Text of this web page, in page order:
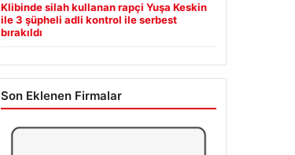
Klibinde silah kullanan rapçi Yuşa Keskin
ile 3 şüpheli adli kontrol ile serbest
bırakıldı
Son Eklenen Firmalar